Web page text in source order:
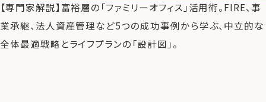
運営会社
ファミリーオフィスとは
関連書籍
【専門家解説】富裕層の「ファミリーオフィス」活用術。FIRE、事
業承継、法人資産管理など5つの成功事例から学ぶ、中立的な
全体最適戦略とライフプランの「設計図」。